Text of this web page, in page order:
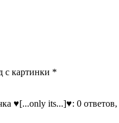
с картинки *
♥[...only its...]♥: 0 ответов,